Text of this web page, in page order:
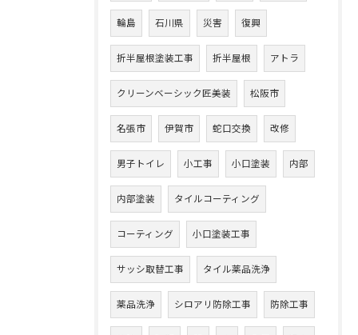
輪島 石川県 災害 復興
折半屋根塗装工事 折半屋根 アトラ
クリーンベーシック匠美装 松阪市
名張市 伊賀市 蛇口交換 改修
男子トイレ 小工事 小口塗装 内部
内部塗装 タイルコーティング
コーティング 小口塗装工事
サッシ取替工事 タイル薬品洗浄
薬品洗浄 シロアリ防除工事 防除工事